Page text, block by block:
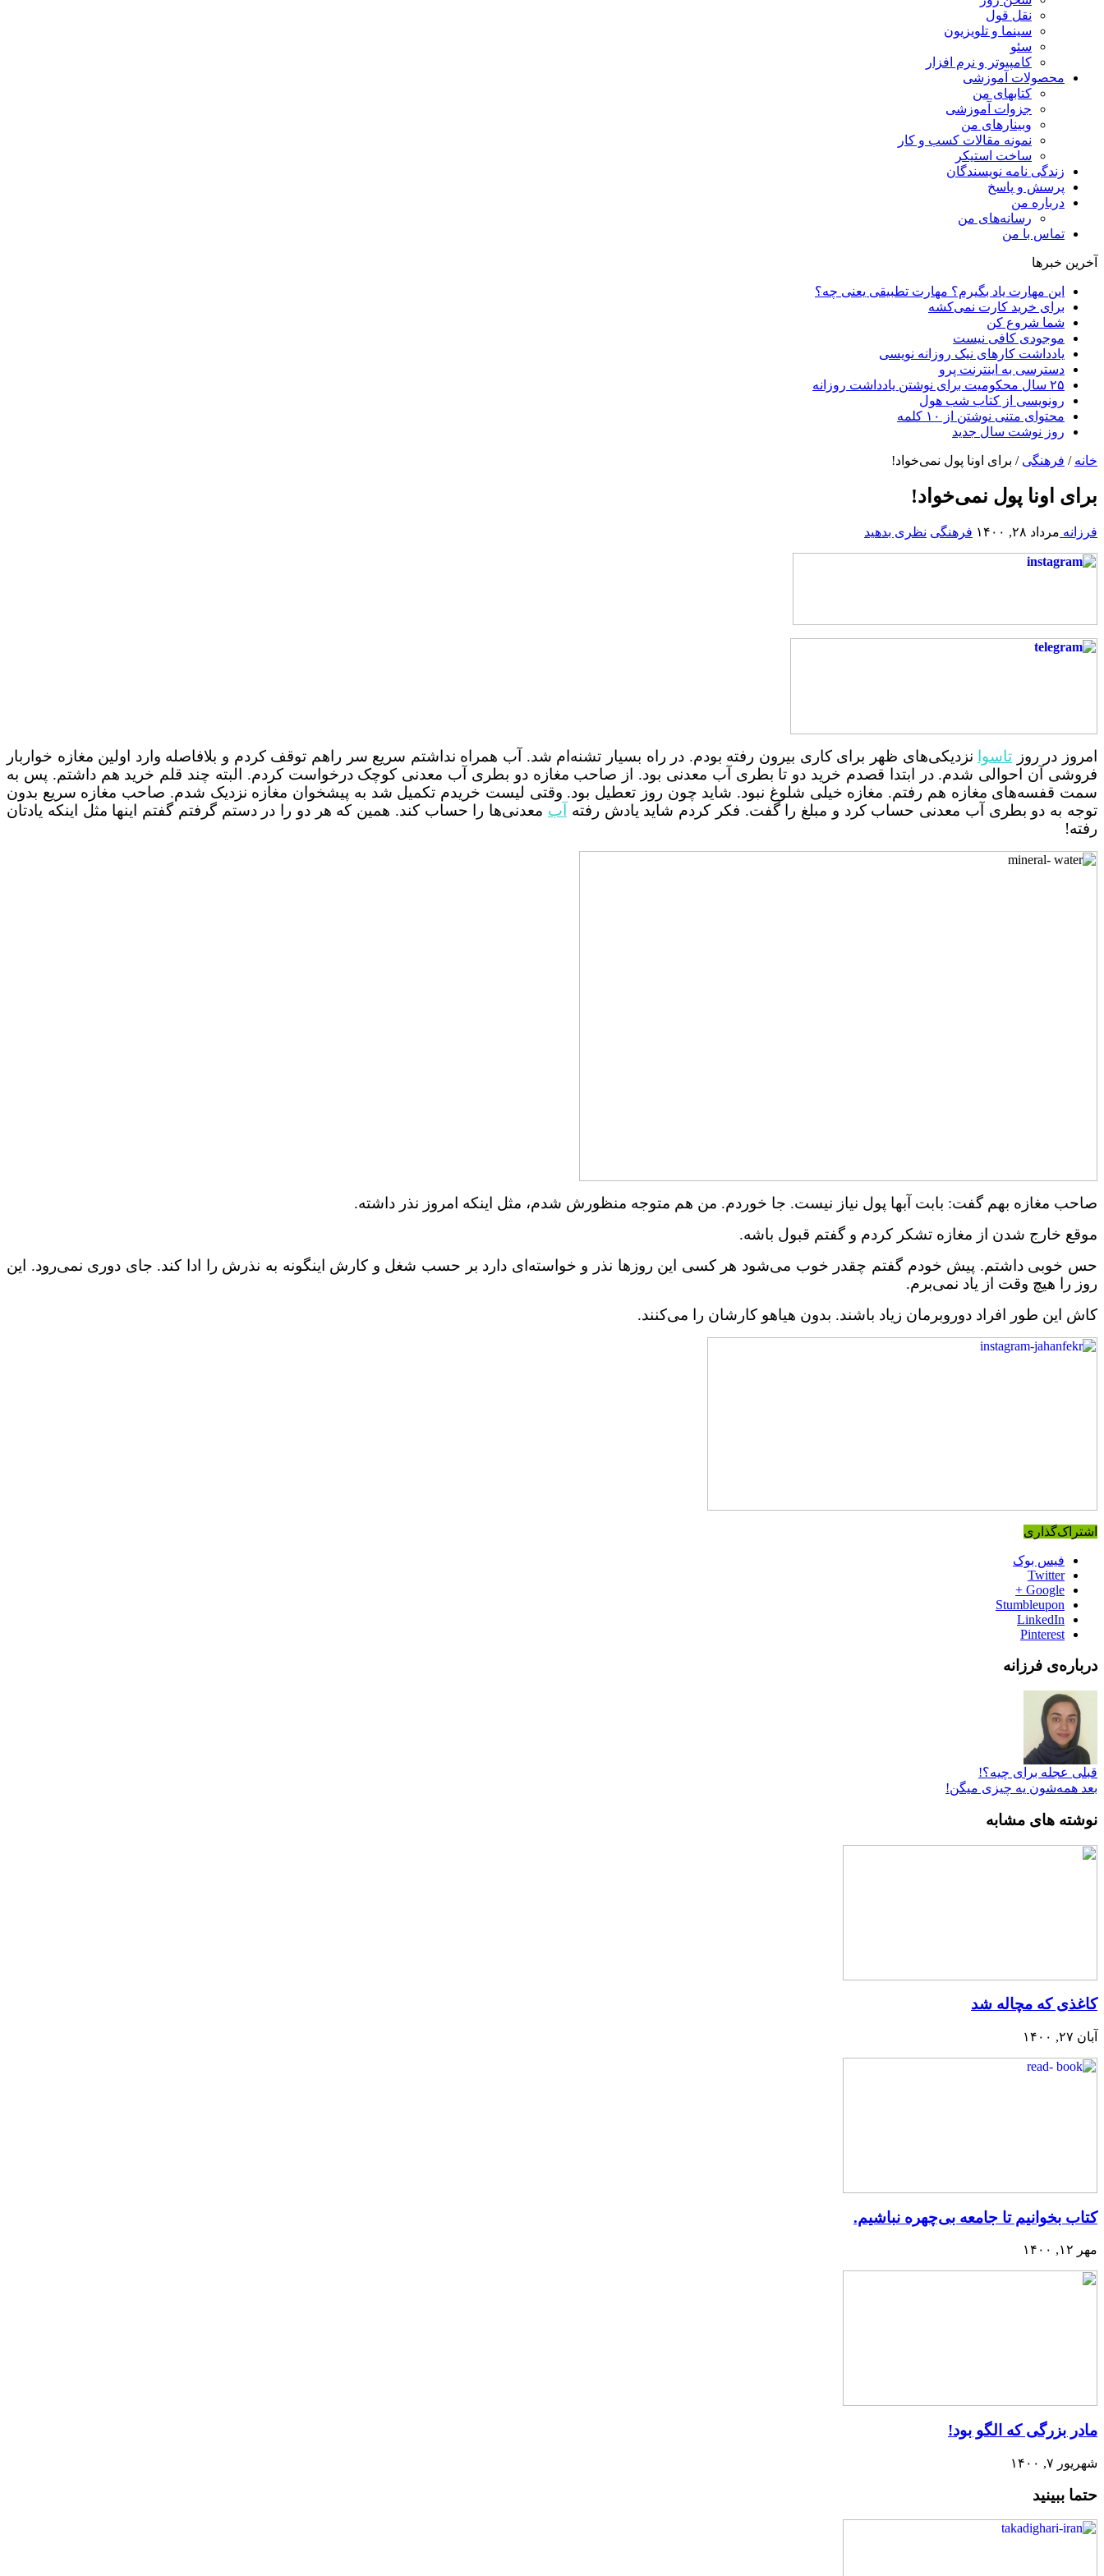
نقل قول
سینما و تلویزیون
سئو
کامپیوتر و نرم افزار
محصولات آموزشی
کتابهای من
جزوات آموزشی
وبینارهای من
نمونه مقالات کسب و کار
ساخت استیکر
زندگی نامه نویسندگان
پرسش و پاسخ
درباره من
رسانه‌ها‌ی من
تماس با من
آخرین خبرها
این مهارت یاد بگیرم؟ مهارت تطبیقی یعنی چه؟
برای خرید کارت نمی‌‌کشه
شما شروع کن
موجودی کافی نیست
یادداشت کارهای نیک روزانه نویسی
دسترسی به اینترنت پرو
۲۵ سال محکومیت برای نوشتن یادداشت روزانه
رونویسی از کتاب شب هول
محتوای متنی نوشتن از ۱۰ کلمه
روز نوشت سال جدید
خانه / فرهنگی / برای اونا پول نمی‌خواد!
برای اونا پول نمی‌خواد!
فرزانه مرداد ۲۸, ۱۴۰۰ فرهنگی نظری بدهید
امروز در روز تاسوا نزدیکی‌های ظهر برای کاری بیرون رفته بودم. در راه بسیار تشنه‌ام شد. آب همراه نداشتم سریع سر راهم توقف کردم و بلافاصله وارد اولین مغازه خواربار
فروشی آن احوالی شدم. در ابتدا قصدم خرید دو تا بطری آب معدنی بود. از صاحب مغازه دو بطری آب معدنی کوچک درخواست کردم. البته چند قلم خرید هم داشتم. پس به
سمت قفسه‌های مغازه هم رفتم. مغازه خیلی شلوغ نبود. شاید چون روز تعطیل بود. وقتی لیست خریدم تکمیل شد به پیشخوان مغازه نزدیک شدم. صاحب مغازه سریع بدون
توجه به دو بطری آب معدنی حساب کرد و مبلغ را گفت. فکر کردم شاید یادش رفته آب معدنی‌ها را حساب کند. همین که هر دو را در دستم گرفتم گفتم اینها مثل اینکه یادتان
رفته!
صاحب مغازه بهم گفت: بابت آبها پول نیاز نیست. جا خوردم. من هم متوجه منظورش شدم، مثل اینکه امروز نذر داشته.
موقع خارج شدن از مغازه تشکر کردم و گفتم قبول باشه.
حس خوبی داشتم. پیش خودم گفتم چقدر خوب می‌شود هر کسی این روزها نذر و خواسته‌ای دارد بر حسب شغل و کارش اینگونه به نذرش را ادا کند. جای دوری نمی‌رود. این
روز را هیچ وقت از یاد نمی‌برم.
کاش این طور افراد دوروبرمان زیاد باشند. بدون هیاهو کارشان را می‌کنند.
اشتراک‌گذاری
فیس بوک
Twitter
Google +
Stumbleupon
LinkedIn
Pinterest
درباره‌ی فرزانه
قبلی عجله برای چیه؟!
بعد همه‌شون یه چیزی میگن!
نوشته های مشابه
کاغذی که مچاله شد
آبان ۲۷, ۱۴۰۰
کتاب بخوانیم تا جامعه بی‌چهره نباشیم.
مهر ۱۲, ۱۴۰۰
مادر بزرگی که الگو بود!
شهریور ۷, ۱۴۰۰
حتما ببینید